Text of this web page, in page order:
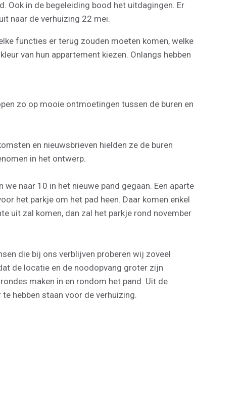
Ook in de begeleiding bood het uitdagingen. Er
naar de verhuizing 22 mei.
functies er terug zouden moeten komen, welke
van hun appartement kiezen. Onlangs hebben
zo op mooie ontmoetingen tussen de buren en
en nieuwsbrieven hielden ze de buren
in het ontwerp.
naar 10 in het nieuwe pand gegaan. Een aparte
het parkje om het pad heen. Daar komen enkel
uit zal komen, dan zal het parkje rond november
die bij ons verblijven proberen wij zoveel
de locatie en de noodopvang groter zijn
maken in en rondom het pand. Uit de
hebben staan voor de verhuizing.